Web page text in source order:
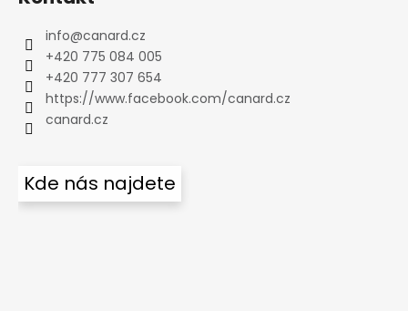
info@canard.cz
+420 775 084 005
+420 777 307 654
https://www.facebook.com/canard.cz
canard.cz
Kde nás najdete